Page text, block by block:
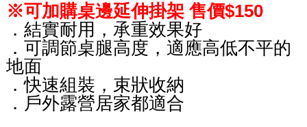
※可加購桌邊延伸掛架 售價$150
．結實耐用，承重效果好
．可調節桌腿高度，適應高低不平的
地面
．快速組裝，束狀收納
．戶外露營居家都適合